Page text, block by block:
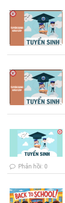
Phản hồi: 0